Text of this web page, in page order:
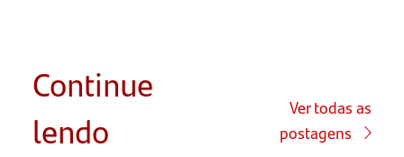
Continue
lendo
Ver todas as
postagens